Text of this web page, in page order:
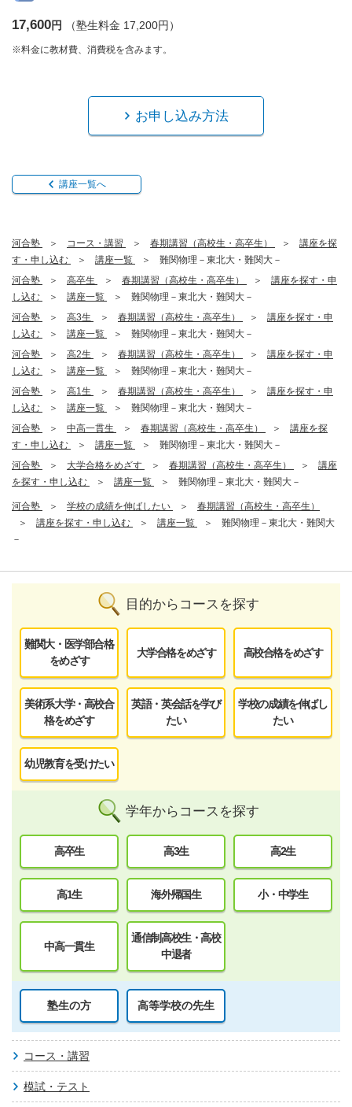
17,600円 （塾生料金 17,200円）
※料金に教材費、消費税を含みます。
お申し込み方法
講座一覧へ
河合塾 コース・講習 春期講習（高校生・高卒生）
講座を探
す・申し込む
講座一覧
難関物理－東北大・難関大－
河合塾
高卒生 春期講習（高校生・高卒生）
講座を探す・申
し込む
講座一覧
難関物理－東北大・難関大－
河合塾
高3生 春期講習（高校生・高卒生）
講座を探す・申
し込む
講座一覧
難関物理－東北大・難関大－
河合塾
高2生 春期講習（高校生・高卒生）
講座を探す・申
し込む
講座一覧
難関物理－東北大・難関大－
河合塾
高1生 春期講習（高校生・高卒生）
講座を探す・申
し込む
講座一覧
難関物理－東北大・難関大－
河合塾
中高一貫生 春期講習（高校生・高卒生）
講座を探
す・申し込む
講座一覧
難関物理－東北大・難関大－
河合塾
大学合格をめざす 春期講習（高校生・高卒生）
講座
を探す・申し込む
講座一覧 難関物理－東北大・難関大－
河合塾 学校の成績を伸ばしたい
春期講習（高校生・高卒生）
講座を探す・申し込む
講座一覧
難関物理－東北大・難関大
－
目的からコースを探す
難関大・医学部合格
をめざす
大学合格をめざす 高校合格をめざす
美術系大学・高校合
格をめざす
英語・英会話を学び
たい
学校の成績を伸ばし
たい
幼児教育を受けたい
学年からコースを探す
高卒生 高3生 高2生
高1生 海外帰国生 小・中学生
中高一貫生
通信制高校生・高校
中退者
塾生の方 高等学校の先生
コース・講習
模試・テスト